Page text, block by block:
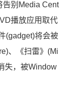
告别Media Cent
播放应用取代
(gadget)将会被
、《扫雷》(Mi
失，被Window